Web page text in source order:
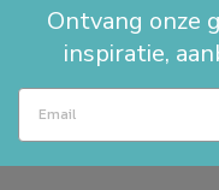
Ontvang onze
inspiratie,